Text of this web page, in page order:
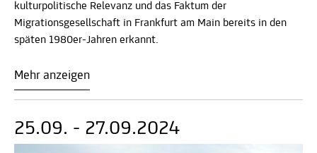
kulturpolitische Relevanz und das Faktum der
Migrationsgesellschaft in Frankfurt am Main bereits in den
späten 1980er-Jahren erkannt.
Mehr anzeigen
25.09. - 27.09.2024